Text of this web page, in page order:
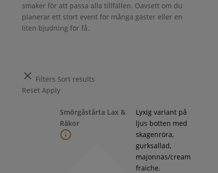
smaker för att passa alla tillfällen. Oavsett om du
planerar ett stort event för många gäster eller en
liten bjudning för få.
Filters Sort results
Reset Apply
Smörgåstårta Lax &
Räkor
Lyxig variant på
ljus botten med
skagenröra,
gurksallad,
majonnäs/cream
fraiche.